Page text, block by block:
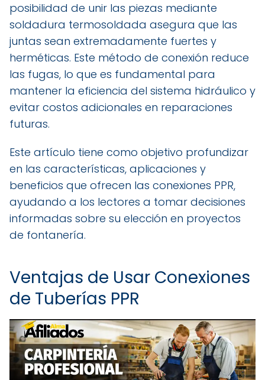
posibilidad de unir las piezas mediante
soldadura termosoldada asegura que las
juntas sean extremadamente fuertes y
herméticas. Este método de conexión reduce
las fugas, lo que es fundamental para
mantener la eficiencia del sistema hidráulico y
evitar costos adicionales en reparaciones
futuras.
Este artículo tiene como objetivo profundizar
en las características, aplicaciones y
beneficios que ofrecen las conexiones PPR,
ayudando a los lectores a tomar decisiones
informadas sobre su elección en proyectos
de fontanería.
Ventajas de Usar Conexiones
de Tuberías PPR